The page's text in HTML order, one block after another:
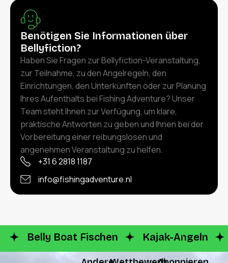
Benötigen Sie Informationen über
Bellyfiction?
Haben Sie Fragen zur Bellyfiction-Veranstaltung,
zur Teilnahme, zu den Angelregeln, den
Einrichtungen, den Unterkünften oder zur Planung
Ihres Aufenthalts bei Fishing Adventure? Unser
Team steht Ihnen zur Verfügung, um klare,
praktische Antworten zu geben und Ihnen bei der
Vorbereitung einer reibungslosen und
angenehmen Veranstaltung zu helfen.
+31 6 2818 1187
info@fishingadventure.nl
Belly Boat Fischen Kajak-Angeln